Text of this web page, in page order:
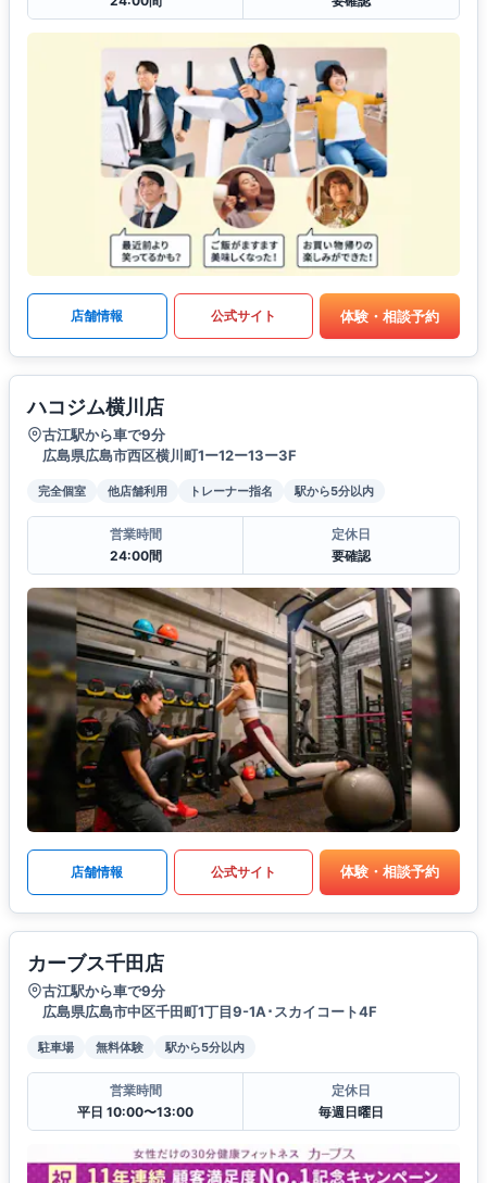
店舗情報 公式サイト 体験・相談予約
ハコジム横川店
古江駅から車で9分
広島県広島市西区横川町1ー12ー13ー3F
完全個室 他店舗利用 トレーナー指名 駅から5分以内
営業時間
24:00間
定休日
要確認
店舗情報 公式サイト 体験・相談予約
カーブス千田店
古江駅から車で9分
広島県広島市中区千田町1丁目9-1A･スカイコート4F
駐車場 無料体験 駅から5分以内
営業時間
平日 10:00〜13:00
定休日
毎週日曜日